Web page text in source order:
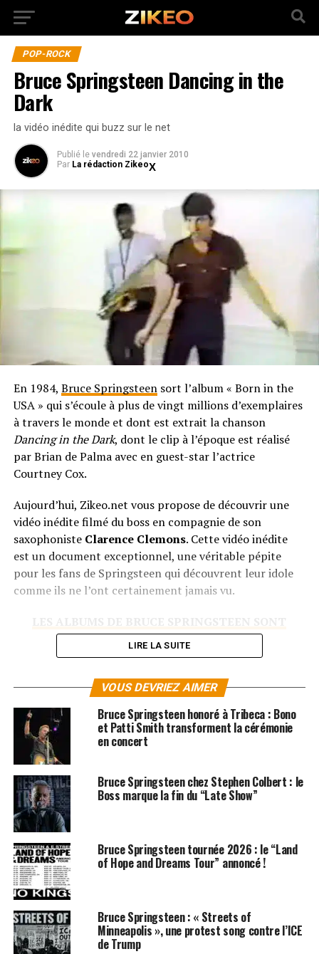
POP-ROCK
Bruce Springsteen Dancing in the
Dark
la vidéo inédite qui buzz sur le net
Publié le vendredi 22 janvier 2010
Par La rédaction Zikeo
En 1984, Bruce Springsteensort l’album « Born in the
USA » qui s’écoule à plus de vingt millions d’exemplaires
à travers le monde et dont est extrait la chanson
Dancing in the Dark, dont le clip à l’époque est réalisé
par Brian de Palma avec en guest-star l’actrice
Courtney Cox.
Aujourd’hui, Zikeo.net vous propose de découvrir une
vidéo inédite filmé du boss en compagnie de son
saxophoniste Clarence Clemons. Cette vidéo inédite
est un document exceptionnel, une véritable pépite
pour les fans de Springsteen qui découvrent leur idole
comme ils ne l’ont certainement jamais vu.
DISPONIBLES ICI
SUJETS ASSOCIÉS:
LIRE LA SUITE
VOUS DEVRIEZ AIMER
Bruce Springsteen honoré à Tribeca : Bono
et Patti Smith transforment la cérémonie
en concert
Bruce Springsteen chez Stephen Colbert : le
Boss marque la fin du “Late Show”
Bruce Springsteen tournée 2026 : le “Land
of Hope and Dreams Tour” annoncé !
Bruce Springsteen : « Streets of
Minneapolis », une protest song contre l’ICE
de Trump